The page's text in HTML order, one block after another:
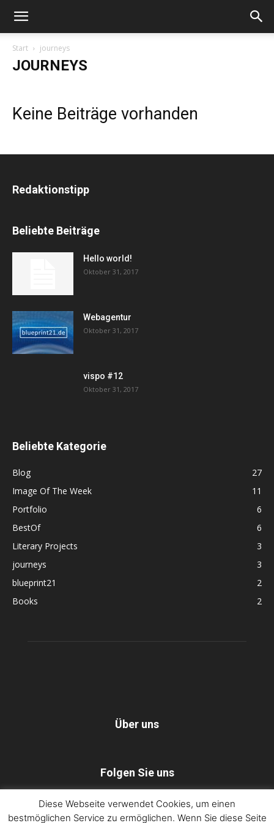
Start journeys
JOURNEYS
Keine Beiträge vorhanden
Redaktionstipp
Beliebte Beiträge
Hello world!
Oktober 31, 2017
Webagentur
Oktober 31, 2017
vispo #12
Oktober 31, 2017
Beliebte Kategorie
Blog
27
Image Of The Week
11
Portfolio
6
BestOf
6
Literary Projects
3
journeys
3
blueprint21
2
Books
2
Über uns
Folgen Sie uns
Dorothee Lang – blueprint21 Impressum
Diese Webseite verwendet Cookies, um einen
bestmöglichen Service zu ermöglichen. Wenn Sie diese Seite